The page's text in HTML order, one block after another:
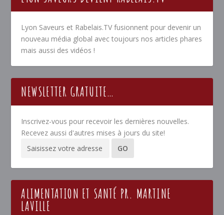
Lyon Saveurs et Rabelais.TV fusionnent pour devenir un
nouveau média global avec toujours nos articles phares
mais aussi des vidéos !
NEWSLETTER GRATUITE…
Inscrivez-vous pour recevoir les dernières nouvelles.
Recevez aussi d'autres mises à jours du site!
ALIMENTATION ET SANTÉ PR. MARTINE
LAVILLE